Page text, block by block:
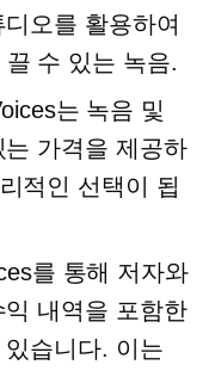
오를 활용하여
수 있는 녹음.
는 녹음 및
가격을 제공하
적인 선택이 됩
를 통해 저자와
내역을 포함한
습니다. 이는